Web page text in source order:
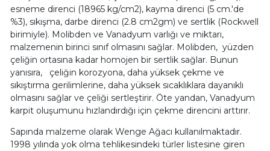
esneme direnci (18965 kg/cm2), kayma direnci (5 cm.'de
%3), sıkışma, darbe direnci (2.8 cm2gm) ve sertlik (Rockwell
birimiyle). Molibden ve Vanadyum varlığı ve miktarı,
malzemenin birinci sınıf olmasını sağlar. Molibden, yüzden
çeliğin ortasına kadar homojen bir sertlik sağlar. Bunun
yanısıra, çeliğin korozyona, daha yüksek çekme ve
sıkıştırma gerilimlerine, daha yüksek sıcaklıklara dayanıklı
olmasını sağlar ve çeliği sertleştirir. Öte yandan, Vanadyum
karpit oluşumunu hızlandırdığı için çekme direncini arttırır.
Sapında malzeme olarak Wenge Ağacı kullanılmaktadır.
1998 yılında yok olma tehlikesindeki türler listesine giren